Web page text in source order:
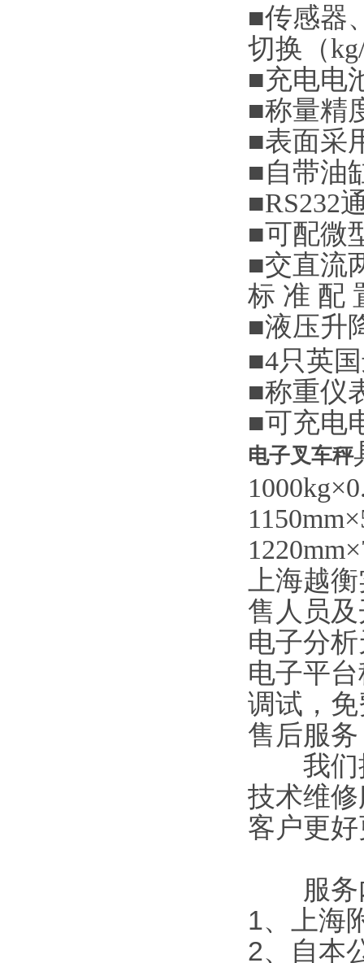
■传感器
切换（
■充电电
■称量精
■表面采
■自带油
■RS232
■可配微
■交直流
标 准 配
■液压升
■4只英
■称重仪
■可充电
电子叉车秤
上海越
售人员
电子分
电子平
调试，
售后服
我们拥
技术维
客户更
服务
1、上海
2、自本